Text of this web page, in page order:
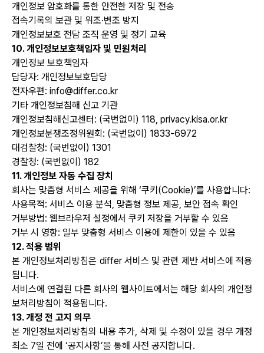
개인정보 암호화를 통한 안전한 저장 및 전송
접속기록의 보관 및 위조·변조 방지
개인정보보호 전담 조직 운영 및 정기 교육
10. 개인정보보호책임자 및 민원처리
개인정보 보호책임자
담당자: 개인정보보호담당
전자우편: info@differ.co.kr
기타 개인정보침해 신고 기관
개인정보침해신고센터: (국번없이) 118, privacy.kisa.or.kr
개인정보분쟁조정위원회: (국번없이) 1833-6972
대검찰청: (국번없이) 1301
경찰청: (국번없이) 182
11. 개인정보 자동 수집 장치
회사는 맞춤형 서비스 제공을 위해 ‘쿠키(Cookie)’를 사용합니다:
사용목적: 서비스 이용 분석, 맞춤형 정보 제공, 보안 접속 확인
거부방법: 웹브라우저 설정에서 쿠키 저장을 거부할 수 있음
거부 시 영향: 일부 맞춤형 서비스 이용에 제한이 있을 수 있음
12. 적용 범위
본 개인정보처리방침은 differ 서비스 및 관련 제반 서비스에 적용
됩니다.
서비스에 연결된 다른 회사의 웹사이트에서는 해당 회사의 개인정
보처리방침이 적용됩니다.
13. 개정 전 고지 의무
본 개인정보처리방침의 내용 추가, 삭제 및 수정이 있을 경우 개정
최소 7일 전에 ‘공지사항’을 통해 사전 공지합니다.